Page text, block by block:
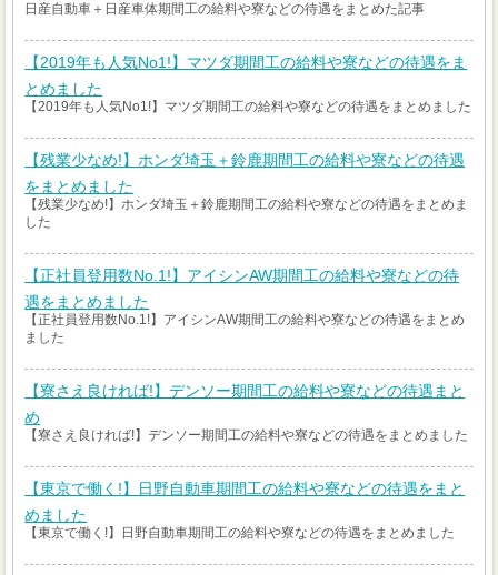
日産自動車＋日産車体期間工の給料や寮などの待遇をまとめた記事
【2019年も人気No1!】マツダ期間工の給料や寮などの待遇をま
とめました
【2019年も人気No1!】マツダ期間工の給料や寮などの待遇をまとめました
【残業少なめ!】ホンダ埼玉＋鈴鹿期間工の給料や寮などの待遇
をまとめました
【残業少なめ!】ホンダ埼玉＋鈴鹿期間工の給料や寮などの待遇をまとめま
した
【正社員登用数No.1!】アイシンAW期間工の給料や寮などの待
遇をまとめました
【正社員登用数No.1!】アイシンAW期間工の給料や寮などの待遇をまとめ
ました
【寮さえ良ければ!】デンソー期間工の給料や寮などの待遇まと
め
【寮さえ良ければ!】デンソー期間工の給料や寮などの待遇をまとめました
【東京で働く!】日野自動車期間工の給料や寮などの待遇をまと
めました
【東京で働く!】日野自動車期間工の給料や寮などの待遇をまとめました